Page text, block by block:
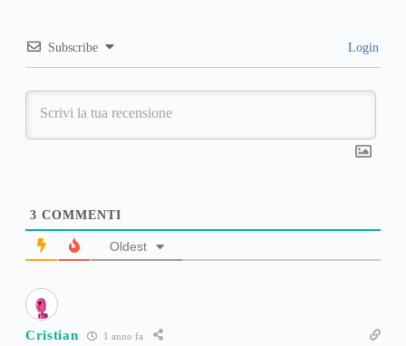
Subscribe Login
3 COMMENTI
Oldest
Cristian 1 anno fa